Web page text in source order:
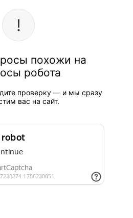
похожи на
робота
проверку — и мы сразу
вас на сайт.